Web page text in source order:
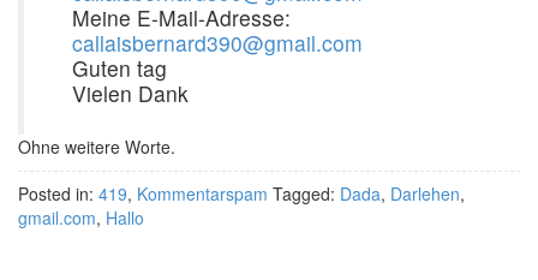
Meine E-Mail-Adresse:
callaisbernard390@gmail.com
Guten tag
Vielen Dank
Ohne weitere Worte.
Posted in: 419, Kommentarspam Tagged: Dada, Darlehen,
gmail.com, Hallo